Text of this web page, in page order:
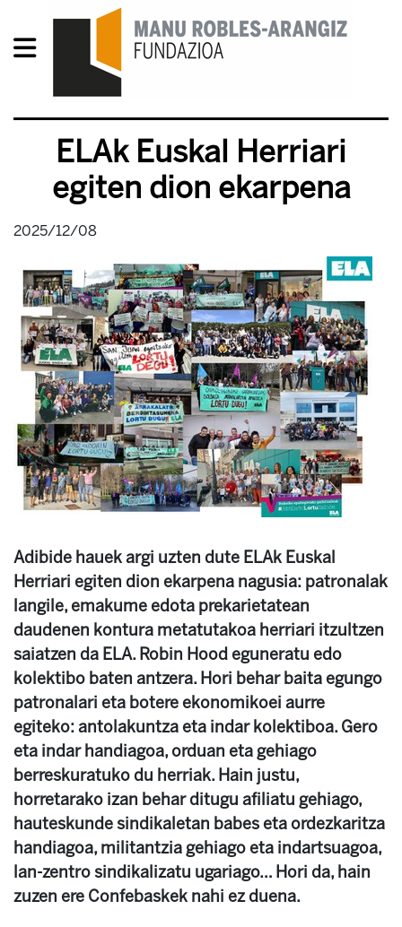
ELAk Euskal Herriari
egiten dion ekarpena
2025/12/08
Adibide hauek argi uzten dute ELAk Euskal
Herriari egiten dion ekarpena nagusia: patronalak
langile, emakume edota prekarietatean
daudenen kontura metatutakoa herriari itzultzen
saiatzen da ELA. Robin Hood eguneratu edo
kolektibo baten antzera. Hori behar baita egungo
patronalari eta botere ekonomikoei aurre
egiteko: antolakuntza eta indar kolektiboa. Gero
eta indar handiagoa, orduan eta gehiago
berreskuratuko du herriak. Hain justu,
horretarako izan behar ditugu afiliatu gehiago,
hauteskunde sindikaletan babes eta ordezkaritza
handiagoa, militantzia gehiago eta indartsuagoa,
lan-zentro sindikalizatu ugariago… Hori da, hain
zuzen ere Confebaskek nahi ez duena.